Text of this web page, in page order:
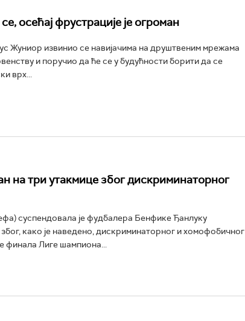
осећај фрустрације је огроман
Жуниор извинио се навијачима на друштвеним мрежама
и поручио да ће се у будућности борити да се
врх...
на три утакмице због дискриминаторног
суспендовала је фудбалера Бенфике Ђанлуку
због, како је наведено, дискриминаторног и хомофобичног
финала Лиге шампиона...